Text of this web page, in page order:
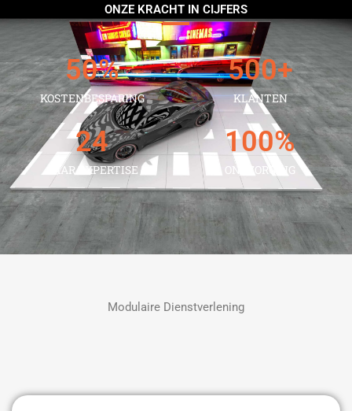
ONZE KRACHT IN CIJFERS
KOSTENBESPARING
50%
KLANTEN
500+
JAAR EXPERTISE
24
ONTZORGING
100%
Modulaire Dienstverlening